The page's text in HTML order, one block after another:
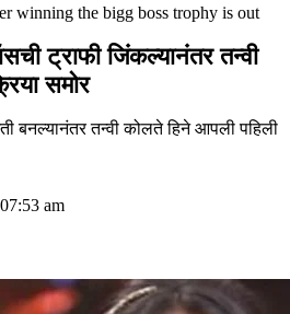
winning the bigg boss trophy is out
ट्राफी जिंकल्यानंतर तन्वी
समोर
बनल्यानंतर तन्वी कोलते हिने आपली पहिली
am